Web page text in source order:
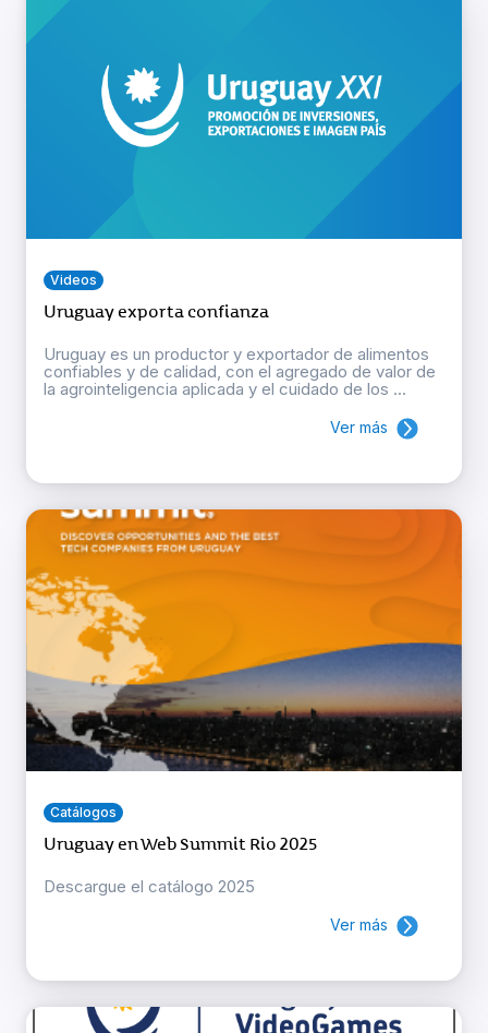
Videos
Uruguay exporta confianza
Uruguay es un productor y exportador de alimentos
confiables y de calidad, con el agregado de valor de
la agrointeligencia aplicada y el cuidado de los ...
Ver más
Catálogos
Uruguay en Web Summit Rio 2025
Descargue el catálogo 2025
Ver más